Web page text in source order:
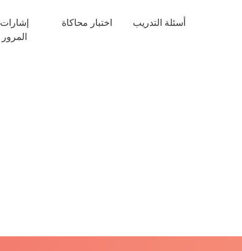
أسئلة التدريب اختبار محاكاة
إشارات
المرور